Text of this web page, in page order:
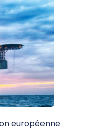
européenne